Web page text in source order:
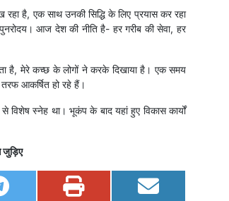
है, एक साथ उनकी सिद्धि के लिए प्रयास कर रहा
आज देश की नीति है- हर गरीब की सेवा, हर
है, मेरे कच्छ के लोगों ने करके दिखाया है। एक समय
आकर्षित हो रहे हैं।
स्नेह था। भूकंप के बाद यहां हुए विकास कार्यों